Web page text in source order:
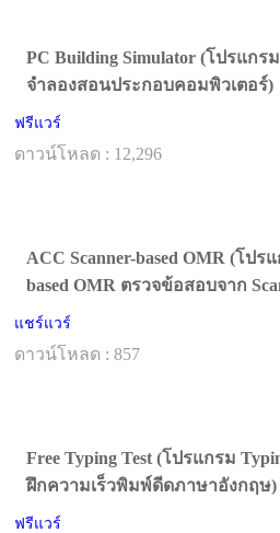
PC Building Simulator (โปรแกร
จำลองสอนประกอบคอมพิวเตอร์)
ฟรีแวร์
ดาวน์โหลด : 12,296
ACC Scanner-based OMR (โปร
based OMR ตรวจข้อสอบจาก
แชร์แวร์
ดาวน์โหลด : 857
Free Typing Test (โปรแกรม
ฝึกความเร็วพิมพ์ดีดภาษาอังกฤษ)
ฟรีแวร์